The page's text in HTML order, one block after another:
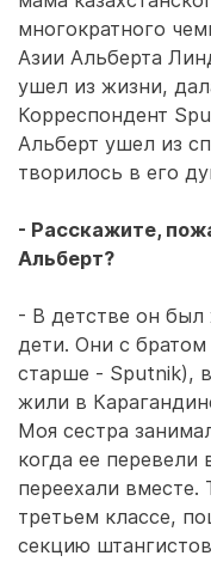
многократного
Азии Альберта
ушел из жизни,
Корреспондент
Альберт ушел из
творилось в его
- Расскажите,
Альберт?
- В детстве он был
дети. Они с
старше - Sputnik),
жили в
Моя сестра
когда ее
переехали вместе.
третьем классе,
секцию